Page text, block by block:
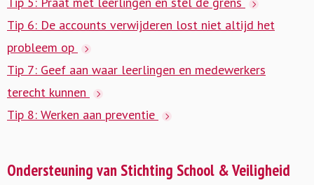
Tip 6: De accounts verwijderen lost niet altijd het
probleem op
Tip 7: Geef aan waar leerlingen en medewerkers
terecht kunnen
Tip 8: Werken aan preventie
Ondersteuning van Stichting School & Veiligheid